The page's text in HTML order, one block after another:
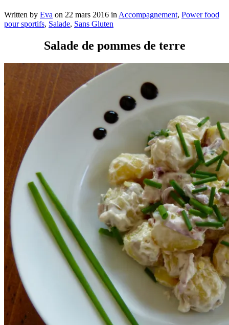
Written by Eva on 22 mars 2016 in Accompagnement, Power food
pour sportifs, Salade, Sans Gluten
Salade de pommes de terre